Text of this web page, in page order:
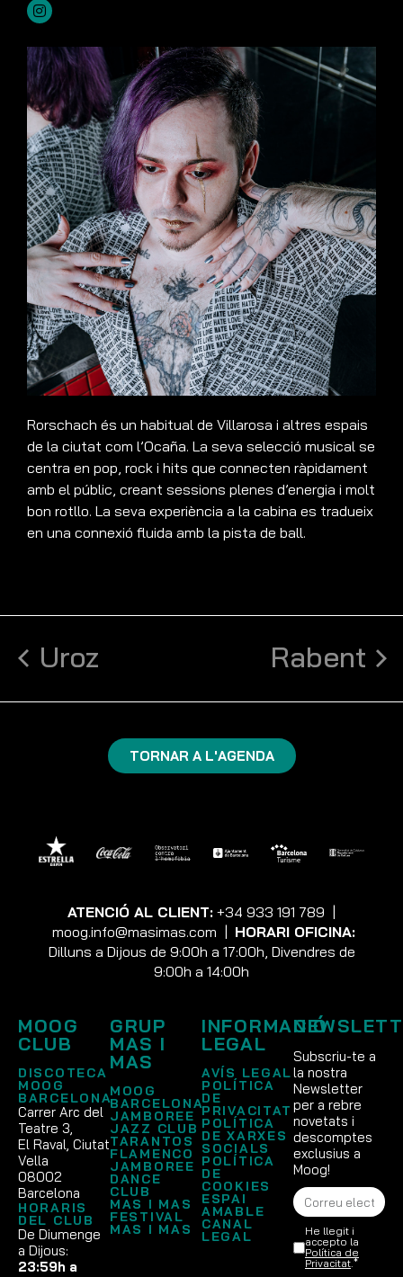
Rorschach és un habitual de Villarosa i altres espais
de la ciutat com l’Ocaña. La seva selecció musical se
centra en pop, rock i hits que connecten ràpidament
amb el públic, creant sessions plenes d’energia i molt
bon rotllo. La seva experiència a la cabina es tradueix
en una connexió fluida amb la pista de ball.
Uroz Rabent
TORNAR A L'AGENDA
ATENCIÓ AL CLIENT: +34 933 191 789
moog.info@masimas.com
HORARI OFICINA:
Dilluns a Dijous de 9:00h a 17:00h, Divendres de
9:00h a 14:00h
MOOG
CLUB
DISCOTECA
MOOG
BARCELONA
Carrer Arc del
Teatre 3,
El Raval, Ciutat
Vella
08002
Barcelona
HORARIS
DEL CLUB
De Diumenge
a Dijous:
23:59h a
GRUP
MAS I
MAS
MOOG
BARCELONA
JAMBOREE
JAZZ CLUB
TARANTOS
FLAMENCO
JAMBOREE
DANCE
CLUB
MAS I MAS
FESTIVAL
MAS I MAS
INFORMACIÓ
LEGAL
AVÍS LEGAL
POLÍTICA
DE
PRIVACITAT
POLÍTICA
DE XARXES
SOCIALS
POLÍTICA
DE
COOKIES
ESPAI
AMABLE
CANAL
LEGAL
Subscriu-te a
la nostra
Newsletter
per a rebre
novetats i
descomptes
exclusius a
Moog!
He llegit i
accepto la
Política de
Privacitat.*